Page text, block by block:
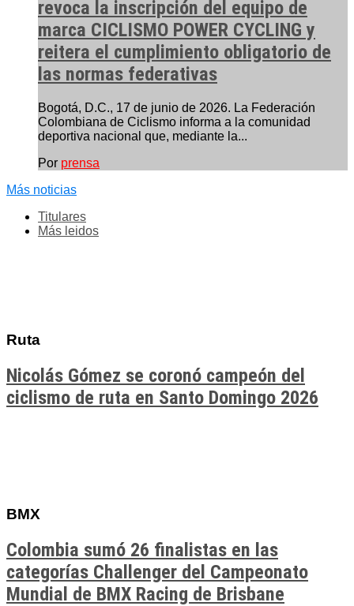
revoca la inscripción del equipo de
marca CICLISMO POWER CYCLING y
reitera el cumplimiento obligatorio de
las normas federativas
Bogotá, D.C., 17 de junio de 2026. La Federación
Colombiana de Ciclismo informa a la comunidad
deportiva nacional que, mediante la...
Por prensa
Más noticias
Titulares
Más leidos
Ruta
Nicolás Gómez se coronó campeón del
ciclismo de ruta en Santo Domingo 2026
BMX
Colombia sumó 26 finalistas en las
categorías Challenger del Campeonato
Mundial de BMX Racing de Brisbane